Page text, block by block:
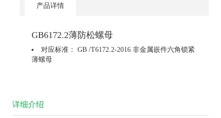
产品详情
GB6172.2薄防松螺母
对应标准： GB /T6172.2-2016 非金属嵌件六角锁紧
薄螺母
详细介绍